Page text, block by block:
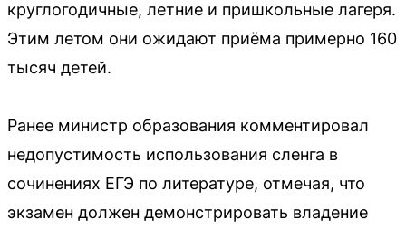
круглогодичные, летние и пришкольные лагеря.
Этим летом они ожидают приёма примерно 160
тысяч детей.
Ранее министр образования комментировал
недопустимость использования сленга в
сочинениях ЕГЭ по литературе, отмечая, что
экзамен должен демонстрировать владение